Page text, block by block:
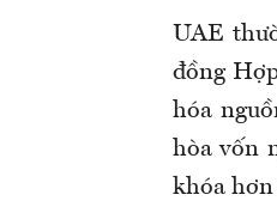
UAE
đồng
hóa
hòa vốn
khóa hơn